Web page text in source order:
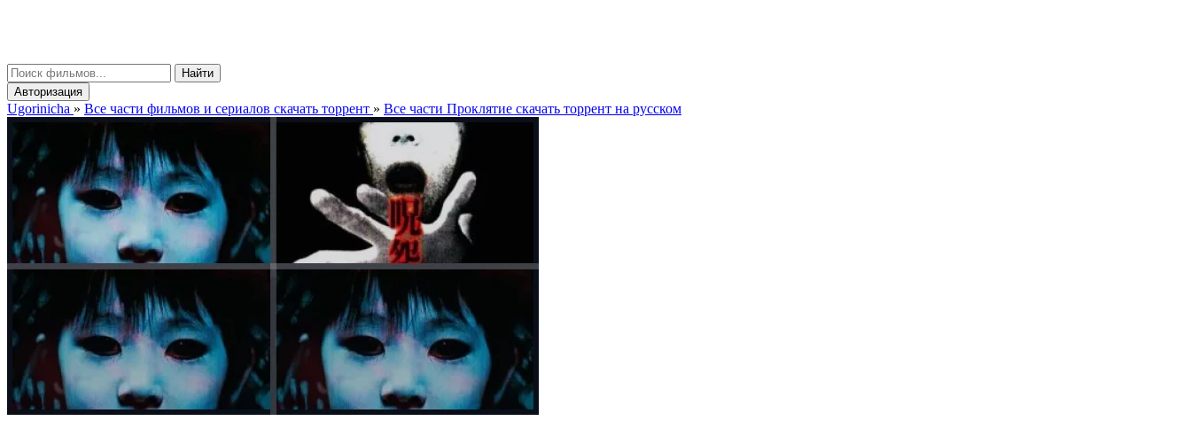
Найти
Авторизация
Ugorinicha » Все части фильмов и сериалов скачать торрент » Все части Проклятие скачать торрент на русском